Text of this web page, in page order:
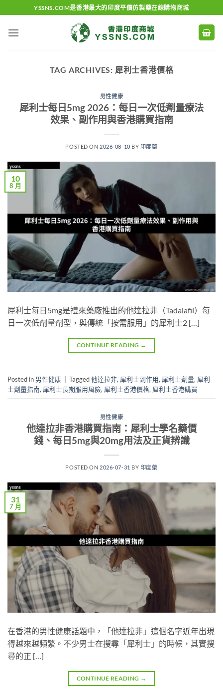
to
content
YSSNS.COM是香港最大的印度平價仿製藥在線購物商城
TAG ARCHIVES: 犀利士香港價格
男性健康
犀利士每日5mg 2026：每日一次低劑量療法
效果、副作用與香港購買指南
POSTED ON 2026-08-10 BY 印度藥
10
8 月
犀利士每日5mg是禮來藥廠推出的他達拉非（Tadalafil）每
日一次低劑量劑型，與傳統「按需服用」的犀利士2 […]
CONTINUE READING →
Posted in 男性健康 Tagged他達拉非, 犀利士副作用, 犀利士劑量, 犀利
士劑量指南, 犀利士長期服用風險, 犀利士香港價格, 犀利士香港購買
男性健康
他達拉非香港購買指南：犀利士學名藥價
錢、每日5mg與20mg用法及正貨辨識
POSTED ON 2026-07-31 BY 印度藥
31
7 月
在香港的男性健康話題中，「他達拉非」這個名字近年出現
得越來越頻繁。不少男士在搜尋「犀利士」的時候，其實搜
尋的正 […]
CONTINUE READING →